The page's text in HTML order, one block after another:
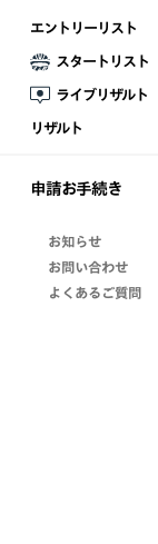
エントリーリスト
スタートリスト
ライブリザルト
リザルト
申請お手続き
お知らせ
お問い合わせ
よくあるご質問